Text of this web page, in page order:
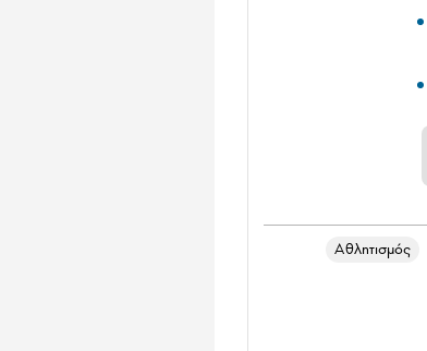
Αθλητισμός